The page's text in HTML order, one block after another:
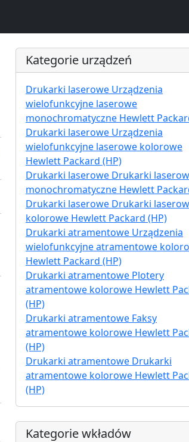
Kategorie urządzeń
Drukarki laserowe Urządzenia
wielofunkcyjne laserowe
monochromatyczne Hewlett
Drukarki laserowe Urządzenia
wielofunkcyjne laserowe kolorowe
Hewlett Packard (HP)
Drukarki laserowe Drukarki
monochromatyczne Hewlett
Drukarki laserowe Drukarki
kolorowe Hewlett Packard (HP)
Drukarki atramentowe Urządzenia
wielofunkcyjne atramentowe
Hewlett Packard (HP)
Drukarki atramentowe Plotery
atramentowe kolorowe Hewlett
(HP)
Drukarki atramentowe Faksy
atramentowe kolorowe Hewlett
(HP)
Drukarki atramentowe Drukarki
atramentowe kolorowe Hewlett
(HP)
Kategorie wkładów